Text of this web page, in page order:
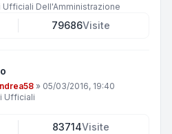
Ufficiali Dell'Amministrazione
79686Visite
» 05/03/2016, 19:40
Ufficiali
83714Visite